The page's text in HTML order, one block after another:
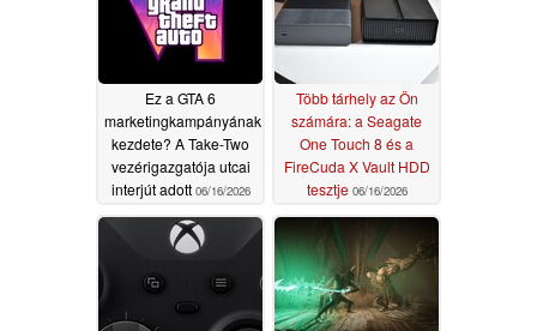
Ez a GTA 6
marketingkampányának
kezdete? A Take-Two
vezérigazgatója utcai
interjút adott 06/16/2026
Több tárhely az Ön
számára: a Seagate
One Touch 8 és a
FireCuda X Vault HDD
tesztje 06/16/2026